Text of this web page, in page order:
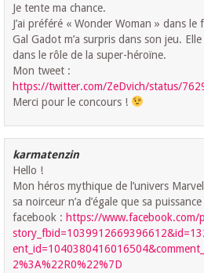
Je tente ma chance.
J’ai préféré « Wonder Woman » dans
Gal Gadot m’a surpris dans son jeu.
dans le rôle de la super-héroïne.
Mon tweet :
https://twitter.com/ZeDvich/status/
Merci pour le concours !
karmatenzin
Hello !
Mon héros mythique de l’univers
sa noirceur n’a d’égale que sa puissance
facebook : https://www.facebook.com/
2%3A%22R0%22%7D